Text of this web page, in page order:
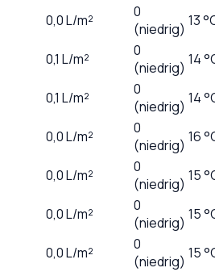
0,0L/m²
0
(niedrig) 13
0,1 L/m²
0
(niedrig) 14
0,1 L/m²
0
(niedrig) 14
0,0L/m²
0
(niedrig) 16
0,0L/m²
0
(niedrig) 15
0,0L/m²
0
(niedrig) 15
0,0L/m²
0
(niedrig) 15